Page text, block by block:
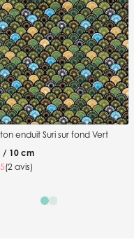
enduit Suri sur fond Vert
/ 10 cm
(2 avis)